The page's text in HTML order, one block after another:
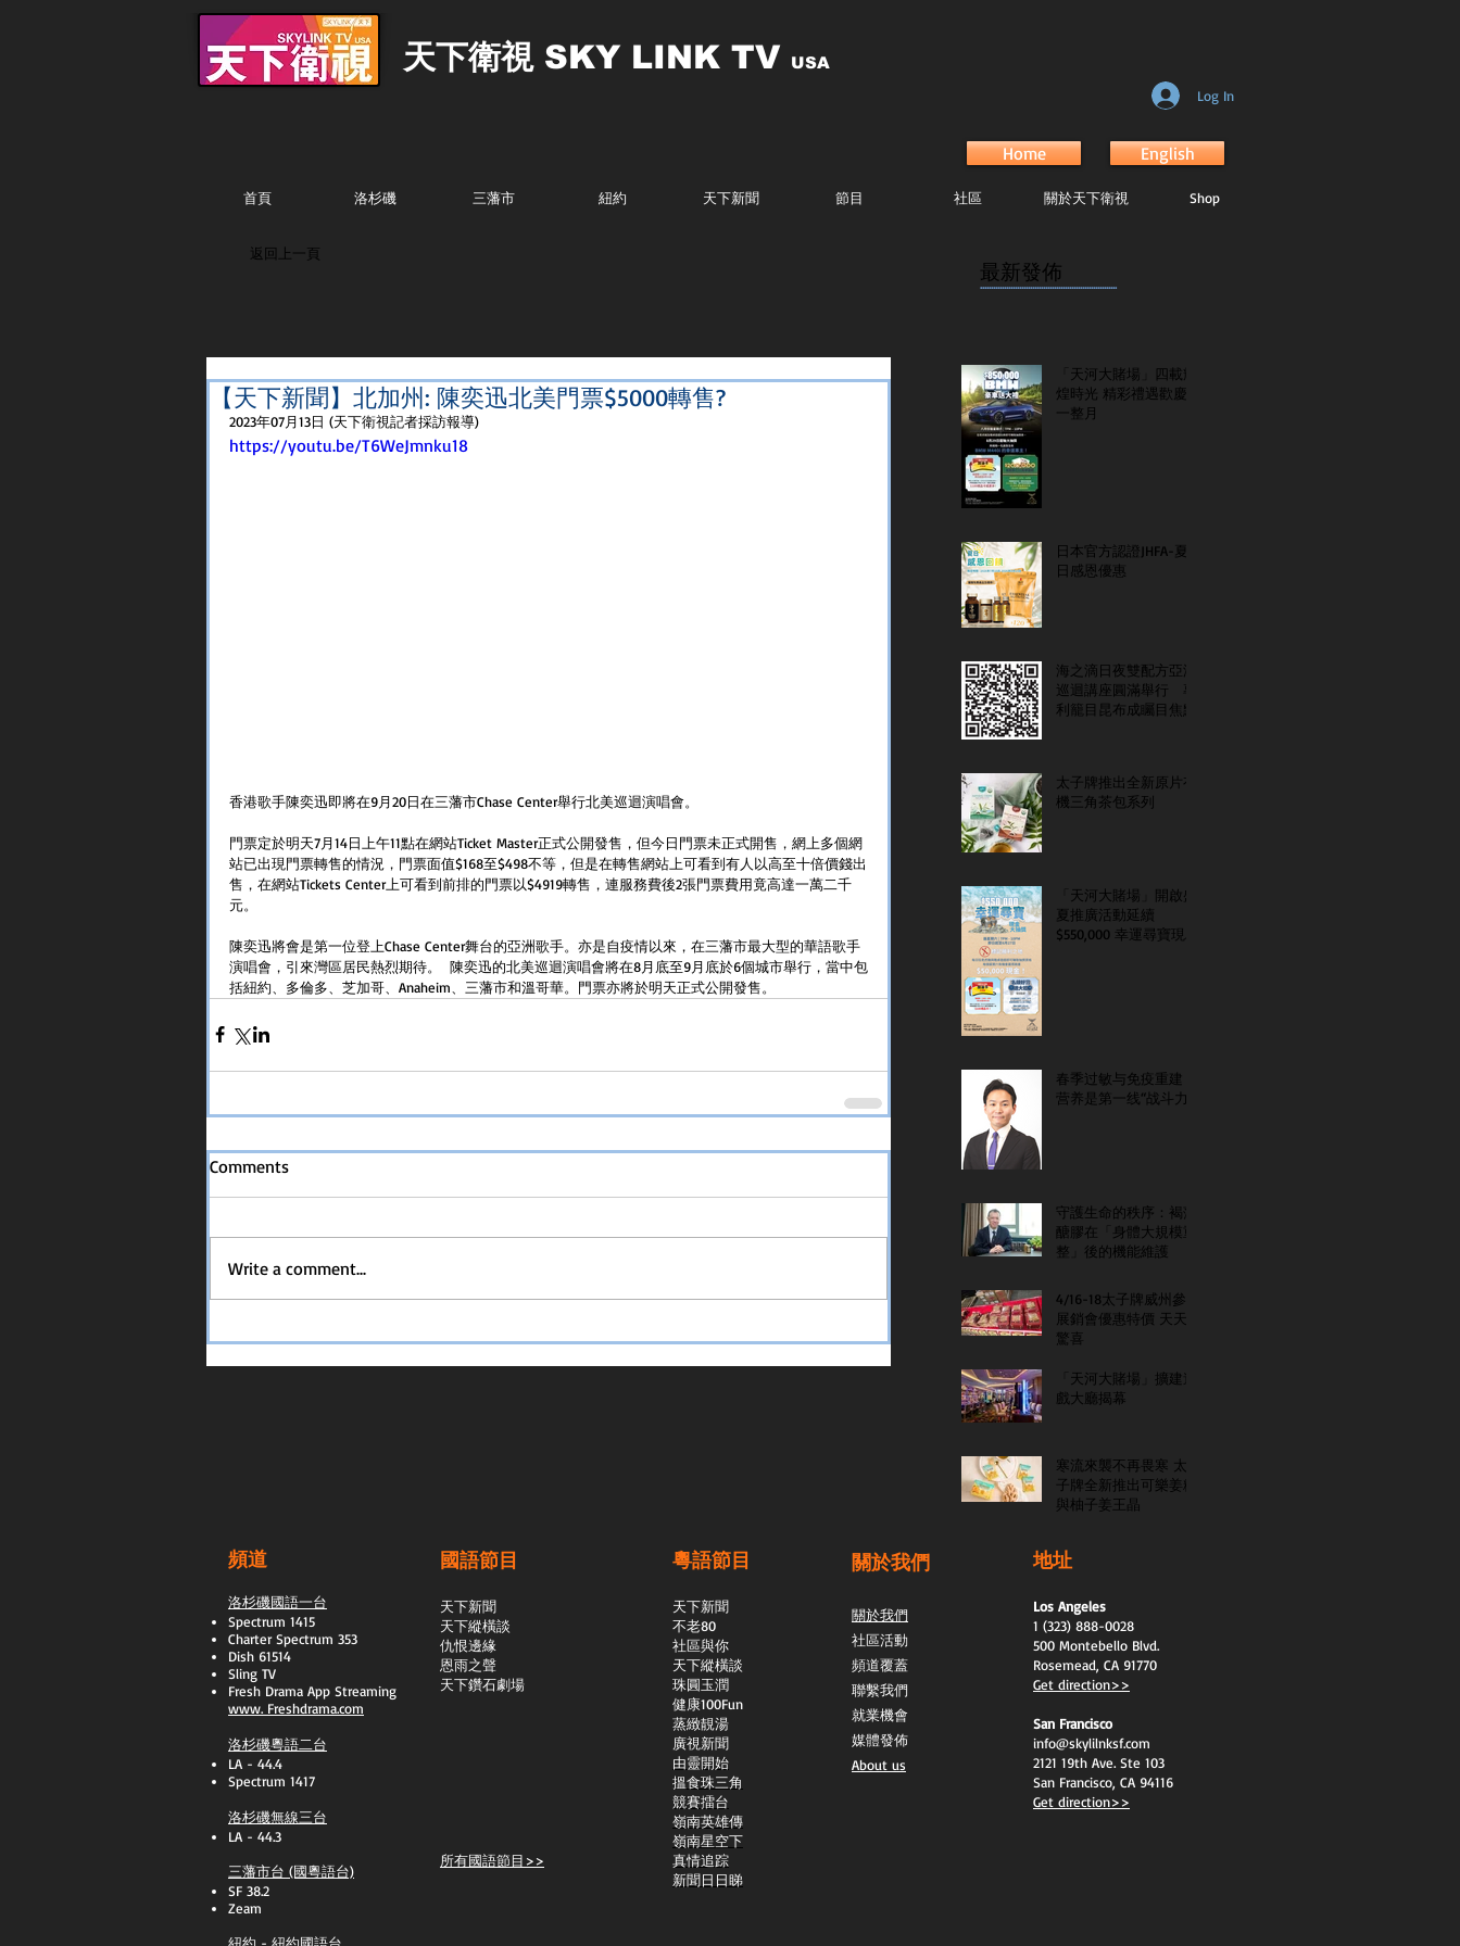
天下衛視SKY LINK TV USA
Log In
Home English
首頁 洛杉磯 三藩市 紐約 天下新聞 節目 社區 關於天下衛視 Shop
返回上一頁
【天下新聞】北加州: 陳奕迅北美門票$5000轉售?
2023年07月13日 (天下衛視記者採訪報導)
https://youtu.be/T6WeJmnku18
香港歌手陳奕迅即將在9月20日在三藩市Chase Center舉行北美巡迴演唱會。
門票定於明天7月14日上午11點在網站Ticket Master正式公開發售，但今日門票未正式開售，網上多個網
站已出現門票轉售的情況，門票面值$168至$498不等，但是在轉售網站上可看到有人以高至十倍價錢出
售，在網站Tickets Center上可看到前排的門票以$4919轉售，連服務費後2張門票費用竟高達一萬二千
元。
陳奕迅將會是第一位登上Chase Center舞台的亞洲歌手。亦是自疫情以來，在三藩市最大型的華語歌手
演唱會，引來灣區居民熱烈期待。  陳奕迅的北美巡迴演唱會將在8月底至9月底於6個城市舉行，當中包
括紐約、多倫多、芝加哥、Anaheim、三藩市和溫哥華。門票亦將於明天正式公開發售。
Comments
Write a comment...
最新發佈
...............................................................
「天河大賭場」四載輝
煌時光 精彩禮遇歡慶
一整月
日本官方認證JHFA-夏
日感恩優惠
海之滴日夜雙配方亞洲
巡迴講座圓滿舉行 專
利籠目昆布成矚目焦點
太子牌推出全新原片有
機三角茶包系列
「天河大賭場」開啟盛
夏推廣活動延續
$550,000 幸運尋寶現金
春季过敏与免疫重建：
营养是第一线“战斗力”
守護生命的秩序：褐藻
醣膠在「身體大規模重
整」後的機能維護
4/16-18太子牌威州參
展銷會優惠特價 天天
驚喜
「天河大賭場」擴建遊
戲大廳揭幕
寒流來襲不再畏寒 太
子牌全新推出可樂姜糖
與柚子姜王晶
頻道
洛杉磯國語一台
Spectrum 1415
Charter Spectrum 353
Dish 61514
Sling TV
​Fresh Drama App Streaming
www. Freshdrama.com
洛杉磯粵語二台
LA - 44.4
Spectrum 1417
洛杉磯無線三台
LA - 44.3
三藩市台 (國粵語台)
SF 38.2
Zeam
國語節目
天下新聞
天下縱橫談
​仇恨邊緣
恩雨之聲
天下鑽石劇場
所有國語節目>>
粵語節目
天下新聞
不老80
社區與你
天下縱橫談
​珠圓玉潤
​健康100Fun
蒸緻靚湯
​廣視新聞
由靈開始
搵食珠三角
競賽擂台
嶺南英雄傳
嶺南星空下
真情追踪
新聞日日睇
關於我們
關於我們
社區活動
頻道覆蓋
聯繫我們
就業機會
媒體發佈
About us
地址
Los Angeles
1 (323) 888-0028
500 Montebello Blvd.
Rosemead, CA 91770
Get direction>>
San Francisco
info@skylilnksf.com
2121 19th Ave. Ste 103
San Francisco, CA 94116
Get direction>>